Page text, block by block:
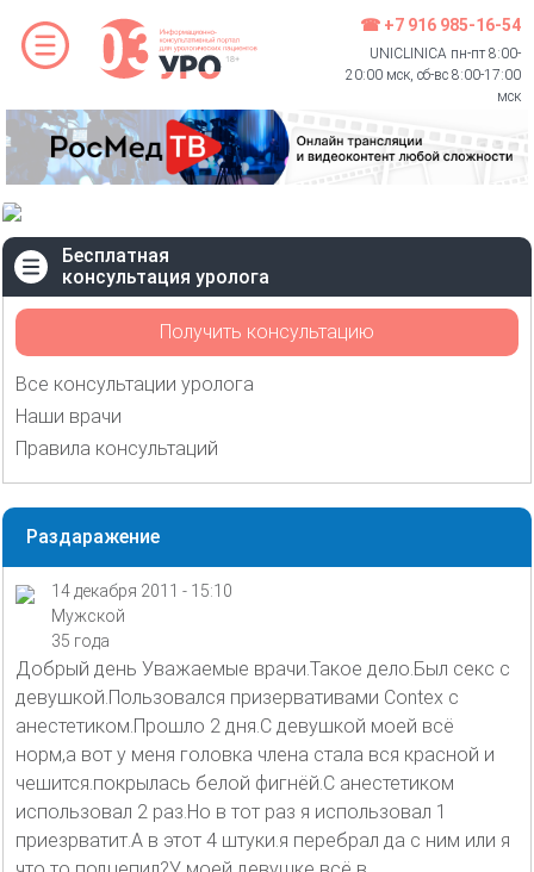
☎ +7 916 985-16-54
UNICLINICA пн-пт 8:00-
20:00 мск, сб-вс 8:00-17:00
мск
Бесплатная
консультация уролога
Получить консультацию
Все консультации уролога
Наши врачи
Правила консультаций
Раздаражение
14 декабря 2011 - 15:10
Мужской
35 года
Добрый день Уважаемые врачи.Такое дело.Был секс с
девушкой.Пользовался призервативами Contex с
анестетиком.Прошло 2 дня.С девушкой моей всё
норм,а вот у меня головка члена стала вся красной и
чешится.покрылась белой фигнёй.С анестетиком
использовал 2 раз.Но в тот раз я использовал 1
приезрватит.А в этот 4 штуки.я перебрал да с ним или я